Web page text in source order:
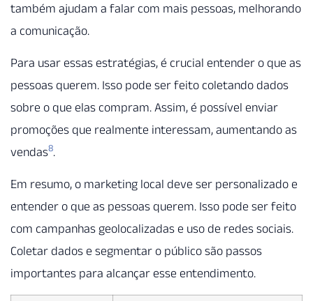
também ajudam a falar com mais pessoas, melhorando
a comunicação.
Para usar essas estratégias, é crucial entender o que as
pessoas querem. Isso pode ser feito coletando dados
sobre o que elas compram. Assim, é possível enviar
promoções que realmente interessam, aumentando as
vendas8.
Em resumo, o marketing local deve ser personalizado e
entender o que as pessoas querem. Isso pode ser feito
com campanhas geolocalizadas e uso de redes sociais.
Coletar dados e segmentar o público são passos
importantes para alcançar esse entendimento.